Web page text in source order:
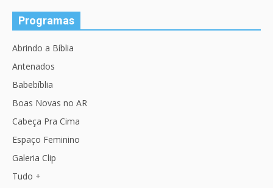
Programas
Abrindo a Bíblia
Antenados
Babebíblia
Boas Novas no AR
Cabeça Pra Cima
Espaço Feminino
Galeria Clip
Tudo +